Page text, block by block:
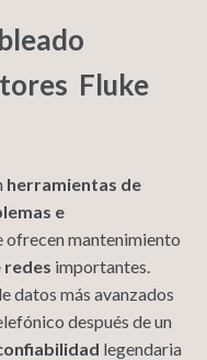
Fluke
herramientas de
e
ofrecen mantenimiento
redes importantes.
datos más avanzados
después de un
legendaria